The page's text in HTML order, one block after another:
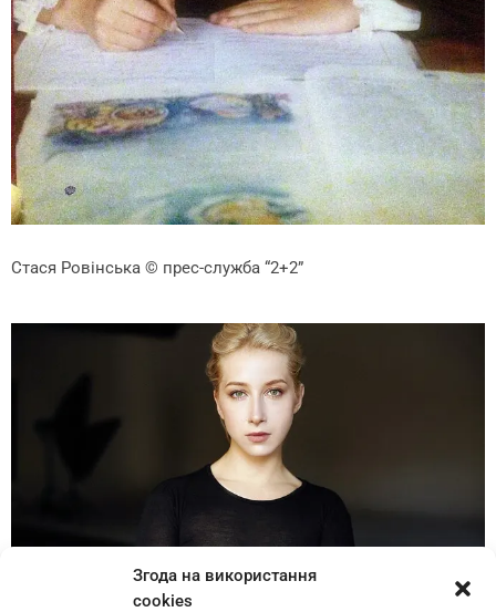
Згода на використання
cookies
Стася Ровінська © прес-служба “2+2”